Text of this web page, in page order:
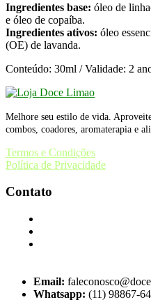
Ingredientes base: óleo de
e óleo de copaíba.
Ingredientes ativos: óleo
(OE) de lavanda.
Conteúdo: 30ml / Validade: 2
Melhore seu estilo de vida.
combos, coadores, aromaterapia e
Termos e Condições
Política de Privacidade
Contato
Email:
Whatsapp: (11) 98867-